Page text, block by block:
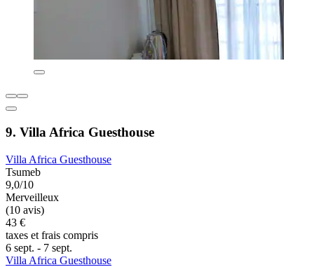
9. Villa Africa Guesthouse
Villa Africa Guesthouse
Tsumeb
9,0/10
Merveilleux
(10 avis)
43 €
taxes et frais compris
6 sept. - 7 sept.
Villa Africa Guesthouse